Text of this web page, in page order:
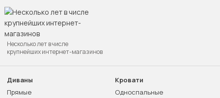
Несколько лет в числе
крупнейших интернет-магазинов
Диваны
Прямые
Кровати
Односпальные